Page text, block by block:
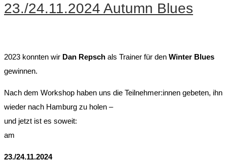
23./24.11.2024 Autumn Blues
2023 konnten wir Dan Repsch als Trainer für den Winter Blues
gewinnen.
Nach dem Workshop haben uns die Teilnehmer:innen gebeten, ihn
wieder nach Hamburg zu holen –
und jetzt ist es soweit:
am
23./24.11.2024